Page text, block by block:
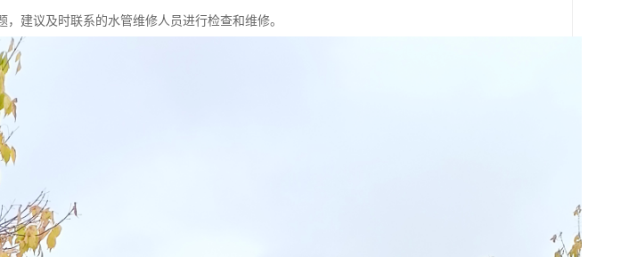
建议及时联系的水管维修人员进行检查和维修。